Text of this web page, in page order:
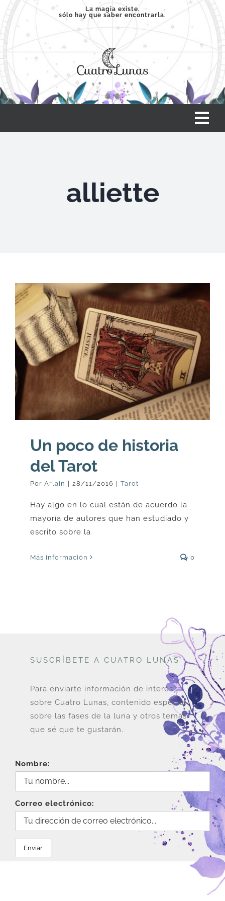
Saltar
contenido
La magia existe,
sólo hay que saber encontrarla.
ARTÍCULOS
ACERCA
CONTACTO
alliette
Un poco de historia
del Tarot
Por Arlain | 28/11/2016 | Tarot
Hay algo en lo cual están de acuerdo la
mayoría de autores que han estudiado y
escrito sobre la
Más información 0
SUSCRÍBETE A CUATRO LUNAS
Para enviarte información de interés
sobre Cuatro Lunas, contenido especial
sobre las fases de la luna y otros temas
que sé que te gustarán.
Nombre:
Correo electrónico: